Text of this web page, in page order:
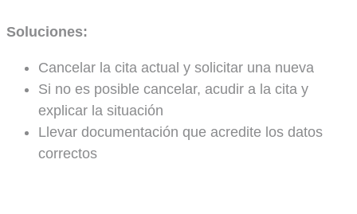
Soluciones:
Cancelar la cita actual y solicitar una nueva
Si no es posible cancelar, acudir a la cita y
explicar la situación
Llevar documentación que acredite los datos
correctos